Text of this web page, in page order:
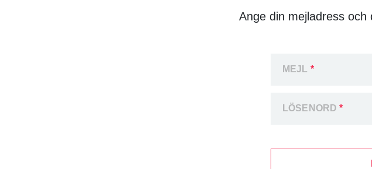
Ange din mejladress
MEJL *
LÖSENORD*